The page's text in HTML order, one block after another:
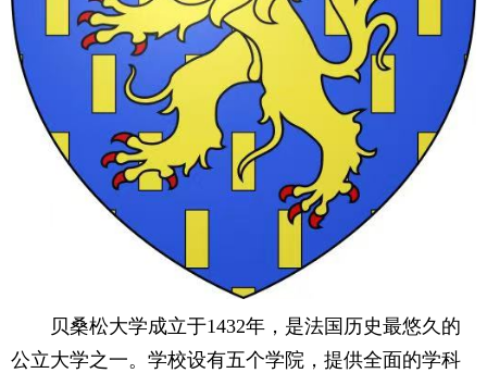
贝桑松大学成立于1432年，是法国历史最悠久的
公立大学之一。学校设有五个学院，提供全面的学科